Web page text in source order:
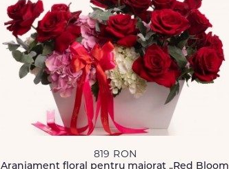
819 RON
Aranjament floral pentru majorat „Red Bloom